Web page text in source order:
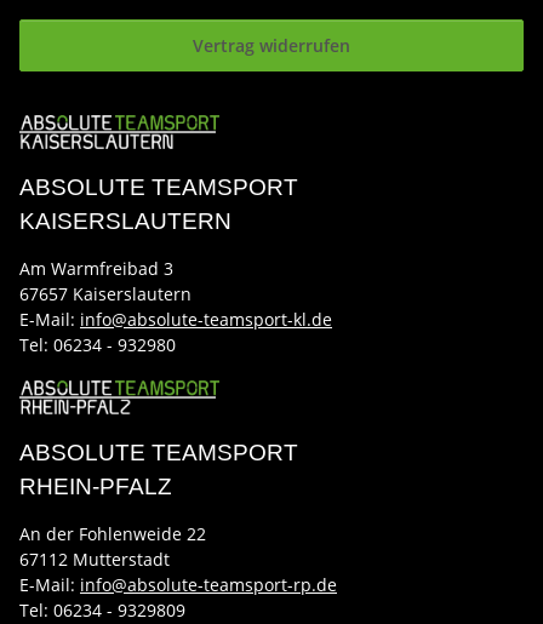
Vertrag widerrufen
ABSOLUTE TEAMSPORT
KAISERSLAUTERN
Am Warmfreibad 3
67657 Kaiserslautern
E-Mail: info@absolute-teamsport-kl.de
Tel: 06234 - 932980
ABSOLUTE TEAMSPORT
RHEIN-PFALZ
An der Fohlenweide 22
67112 Mutterstadt
E-Mail: info@absolute-teamsport-rp.de
Tel: 06234 - 9329809